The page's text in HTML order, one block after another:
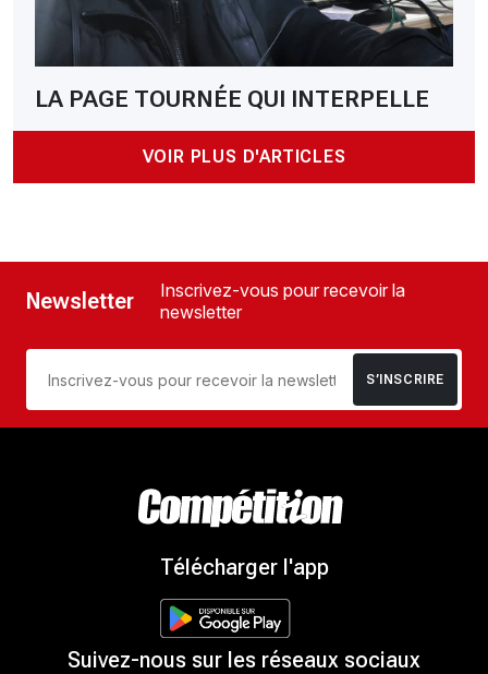
LA PAGE TOURNÉE QUI INTERPELLE
VOIR PLUS D'ARTICLES
Newsletter
Inscrivez-vous pour recevoir la
newsletter
S’INSCRIRE
Télécharger l'app
Suivez-nous sur les réseaux sociaux